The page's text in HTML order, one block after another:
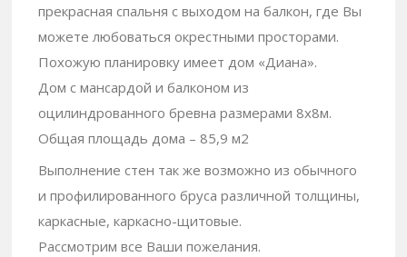
прекрасная спальня с выходом на балкон, где Вы
можете любоваться окрестными просторами.
Похожую планировку имеет дом «Диана».
Дом с мансардой и балконом из
оцилиндрованного бревна размерами 8х8м.
Общая площадь дома – 85,9 м2
Выполнение стен так же возможно из обычного
и профилированного бруса различной толщины,
каркасные, каркасно-щитовые.
Рассмотрим все Ваши пожелания.